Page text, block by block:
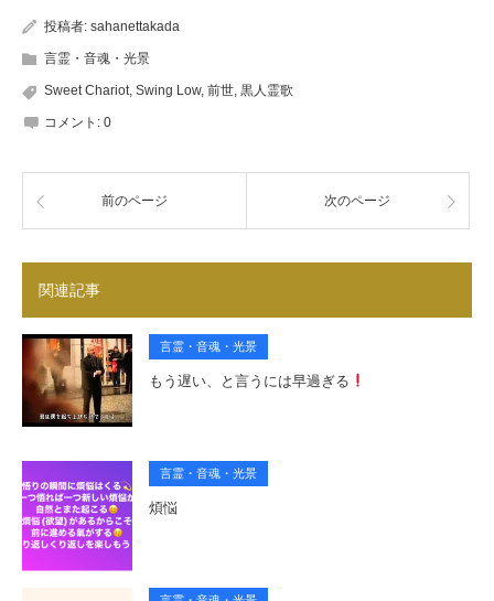
投稿者: sahanettakada
言霊・音魂・光景
Sweet Chariot, Swing Low, 前世, 黒人霊歌
コメント: 0
前のページ 次のページ
関連記事
言霊・音魂・光景
もう遅い、と言うには早過ぎる
言霊・音魂・光景
煩悩